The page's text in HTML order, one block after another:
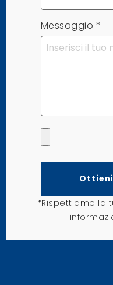
Messaggio *
*Rispettiamo la